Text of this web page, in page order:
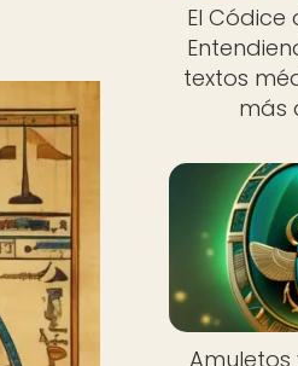
El Códice
textos
más
Amuletos